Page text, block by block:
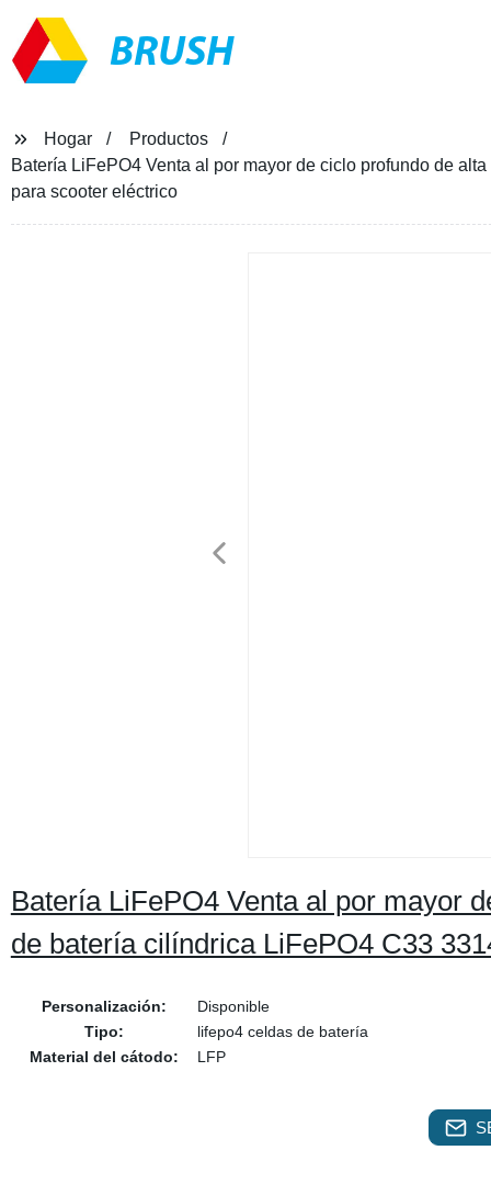
BRUSH
Hogar
Productos
Batería LiFePO4 Venta al por mayor de ciclo profundo de
para scooter eléctrico
Batería LiFePO4 Venta al por mayor
de batería cilíndrica LiFePO4 C33
Personalización:
Disponible
Tipo:
lifepo4 celdas de batería
Material del cátodo:
LFP